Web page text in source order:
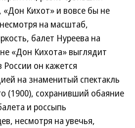
Кихот» и вовсе бы не
на масштаб,
балет Нуреева на
«Дон Кихота» выглядит
он кажется
на знаменитый спектакль
(1900), сохранивший обаяние
и россыпь
несмотря на увечья,